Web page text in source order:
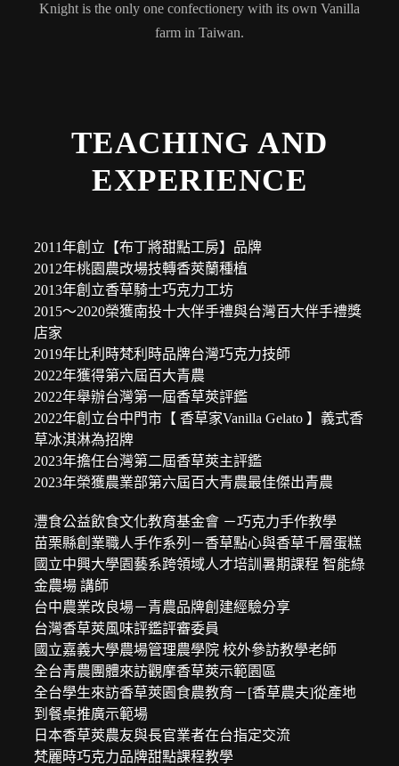
Knight is the only one confectionery with its own Vanilla
farm in Taiwan.
TEACHING AND
EXPERIENCE
2011年創立【布丁將甜點工房】品牌
2012年桃園農改場技轉香莢蘭種植
2013年創立香草騎士巧克力工坊
2015～2020榮獲南投十大伴手禮與台灣百大伴手禮獎
店家
2019年比利時梵利時品牌台灣巧克力技師
2022年獲得第六屆百大青農
2022年舉辦台灣第一屆香草莢評鑑
2022年創立台中門市【 香草家Vanilla Gelato 】義式香
草冰淇淋為招牌
2023年擔任台灣第二屆香草莢主評鑑
2023年榮獲農業部第六屆百大青農最佳傑出青農
灃食公益飲食文化教育基金會 －巧克力手作教學
苗栗縣創業職人手作系列－香草點心與香草千層蛋糕
國立中興大學園藝系跨領域人才培訓暑期課程 智能綠
金農場 講師
台中農業改良場－青農品牌創建經驗分享
台灣香草莢風味評鑑評審委員
國立嘉義大學農場管理農學院 校外參訪教學老師
全台青農團體來訪觀摩香草莢示範園區
全台學生來訪香草莢園食農教育－[香草農夫]從產地
到餐桌推廣示範場
日本香草莢農友與長官業者在台指定交流
梵麗時巧克力品牌甜點課程教學